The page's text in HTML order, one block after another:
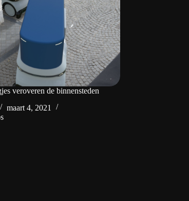
veroveren de binnensteden
maart 4, 2021